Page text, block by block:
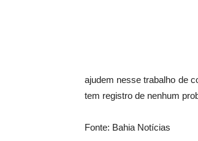
ajudem nesse trabalho de
tem registro de nenhum
Fonte: Bahia Notícias